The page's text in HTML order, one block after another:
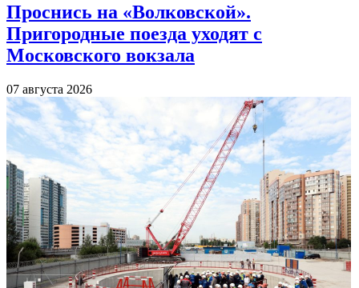
Проснись на «Волковской».
Пригородные поезда уходят с
Московского вокзала
07 августа 2026